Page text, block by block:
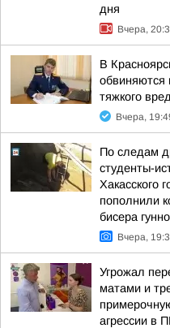
дня
Вчера,
В
тяжкого
Вчера,
По следам
студенты-
Хакасского
пополнили
бисера
Вчера,
Угрожал
матами и
агрессии в